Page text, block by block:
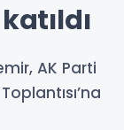
AK Parti